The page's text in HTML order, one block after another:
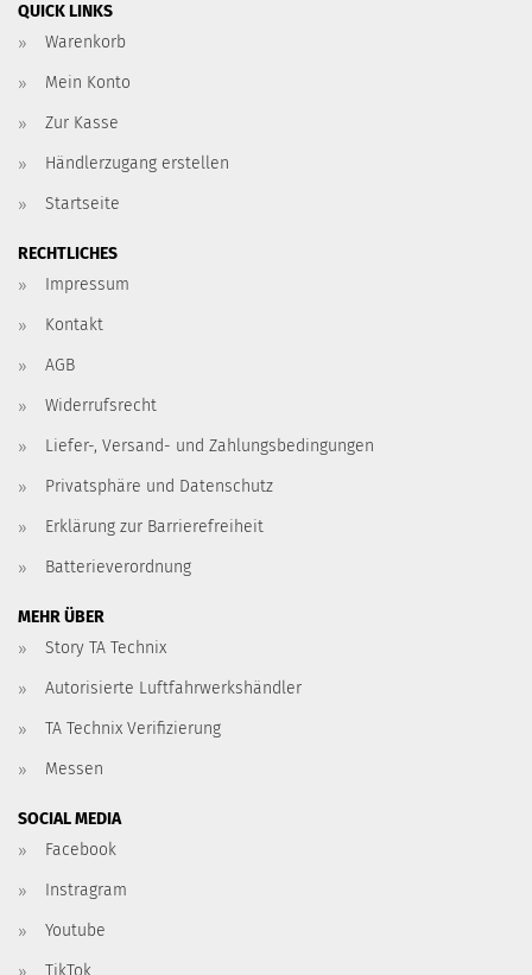
QUICK LINKS
Warenkorb
Mein Konto
Zur Kasse
Händlerzugang erstellen
Startseite
RECHTLICHES
Impressum
Kontakt
AGB
Widerrufsrecht
Liefer-, Versand- und Zahlungsbedingungen
Privatsphäre und Datenschutz
Erklärung zur Barrierefreiheit
Batterieverordnung
MEHR ÜBER
Story TA Technix
Autorisierte Luftfahrwerkshändler
TA Technix Verifizierung
Messen
SOCIAL MEDIA
Facebook
Instragram
Youtube
TikTok